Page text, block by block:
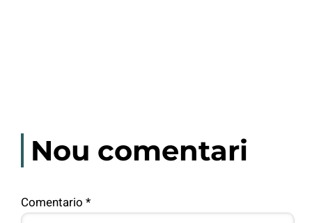
Nou comentari
Comentario *